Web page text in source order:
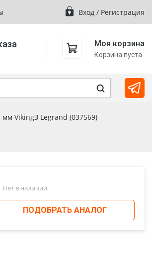
Вход / Регистрация
Моя корзина
Корзина пуста
VikingЗ Legrand (037569)
Нет в наличии
ПОДОБРАТЬ АНАЛОГ